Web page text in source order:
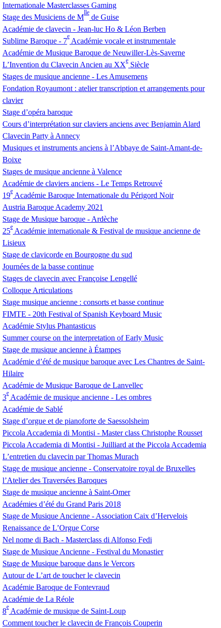
Internationale Masterclasses Gaming
Stage des Musiciens de M
lle
de Guise
Académie de clavecin - Jean-luc Ho & Léon Berben
Sublime Baroque - 7
e
Académie vocale et instrumentale
Académie de Musique Baroque de Neuwiller-Lès-Saverne
L’Invention du Clavecin Ancien au XX
e
Siècle
Stages de musique ancienne - Les Amusemens
Fondation Royaumont : atelier transcription et arrangements pour
clavier
Stage d’opéra baroque
Cours d’interprétation sur claviers anciens avec Benjamin Alard
Clavecin Party à Annecy
Musiques et instruments anciens à l’Abbaye de Saint-Amant-de-
Boixe
Stages de musique ancienne à Valence
Académie de claviers anciens - Le Temps Retrouvé
19
e
Académie Baroque Internationale du Périgord Noir
Austria Baroque Academy 2021
Stage de Musique baroque - Ardèche
25
e
Académie internationale & Festival de musique ancienne de
Lisieux
Stage de clavicorde en Bourgogne du sud
Journées de la basse continue
Stages de clavecin avec Françoise Lengellé
Colloque Articulations
Stage musique ancienne : consorts et basse continue
FIMTE - 20th Festival of Spanish Keyboard Music
Académie Stylus Phantasticus
Summer course on the interpretation of Early Music
Stage de musique ancienne à Étampes
Académie d’été de musique baroque avec Les Chantres de Saint-
Hilaire
Académie de Musique Baroque de Lanvellec
3
e
Académie de musique ancienne - Les ombres
Académie de Sablé
Stage d’orgue et de pianoforte de Saessolsheim
Piccola Accademia di Montisi - Master class Christophe Rousset
Piccola Accademia di Montisi - Juilliard at the Piccola Accademia
L’entretien du clavecin par Thomas Murach
Stage de musique ancienne - Conservatoire royal de Bruxelles
l’Atelier des Traversées Baroques
Stage de musique ancienne à Saint-Omer
Académies d’été du Grand Paris 2018
Stage de Musique Ancienne - Association Caix d’Hervelois
Renaissance de L’Orgue Corse
Nel nome di Bach - Masterclass di Alfonso Fedi
Stage de Musique Ancienne - Festival du Monastier
Stage de Musique baroque dans le Vercors
Autour de L’art de toucher le clavecin
Académie Baroque de Fontevraud
Académie de La Réole
8
e
Académie de musique de Saint-Loup
Comment toucher le clavecin de François Couperin